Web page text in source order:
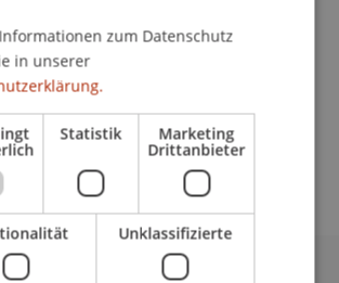
Stockhammer
und Raumentwicklung
zum Datenschutz
in unserer
Statistik Marketing
Drittanbieter
Unklassifizierte